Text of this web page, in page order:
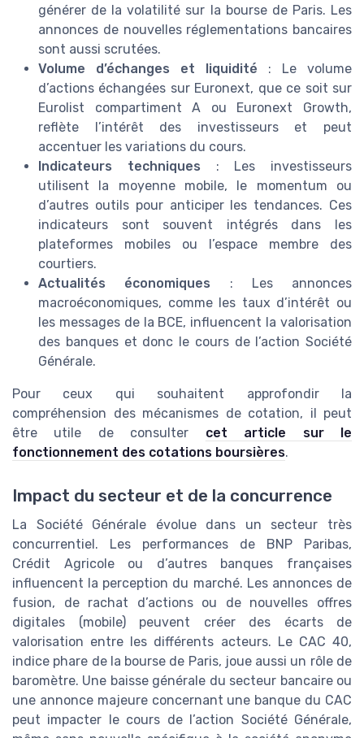
générer de la volatilité sur la bourse de Paris. Les
annonces de nouvelles réglementations bancaires
sont aussi scrutées.
Volume d’échanges et liquidité : Le volume
d’actions échangées sur Euronext, que ce soit sur
Eurolist compartiment A ou Euronext Growth,
reflète l’intérêt des investisseurs et peut
accentuer les variations du cours.
Indicateurs techniques : Les investisseurs
utilisent la moyenne mobile, le momentum ou
d’autres outils pour anticiper les tendances. Ces
indicateurs sont souvent intégrés dans les
plateformes mobiles ou l’espace membre des
courtiers.
Actualités économiques : Les annonces
macroéconomiques, comme les taux d’intérêt ou
les messages de la BCE, influencent la valorisation
des banques et donc le cours de l’action Société
Générale.
Pour ceux qui souhaitent approfondir la
compréhension des mécanismes de cotation, il peut
être utile de consulter cet article sur le
fonctionnement des cotations boursières.
Impact du secteur et de la concurrence
La Société Générale évolue dans un secteur très
concurrentiel. Les performances de BNP Paribas,
Crédit Agricole ou d’autres banques françaises
influencent la perception du marché. Les annonces de
fusion, de rachat d’actions ou de nouvelles offres
digitales (mobile) peuvent créer des écarts de
valorisation entre les différents acteurs. Le CAC 40,
indice phare de la bourse de Paris, joue aussi un rôle de
baromètre. Une baisse générale du secteur bancaire ou
une annonce majeure concernant une banque du CAC
peut impacter le cours de l’action Société Générale,